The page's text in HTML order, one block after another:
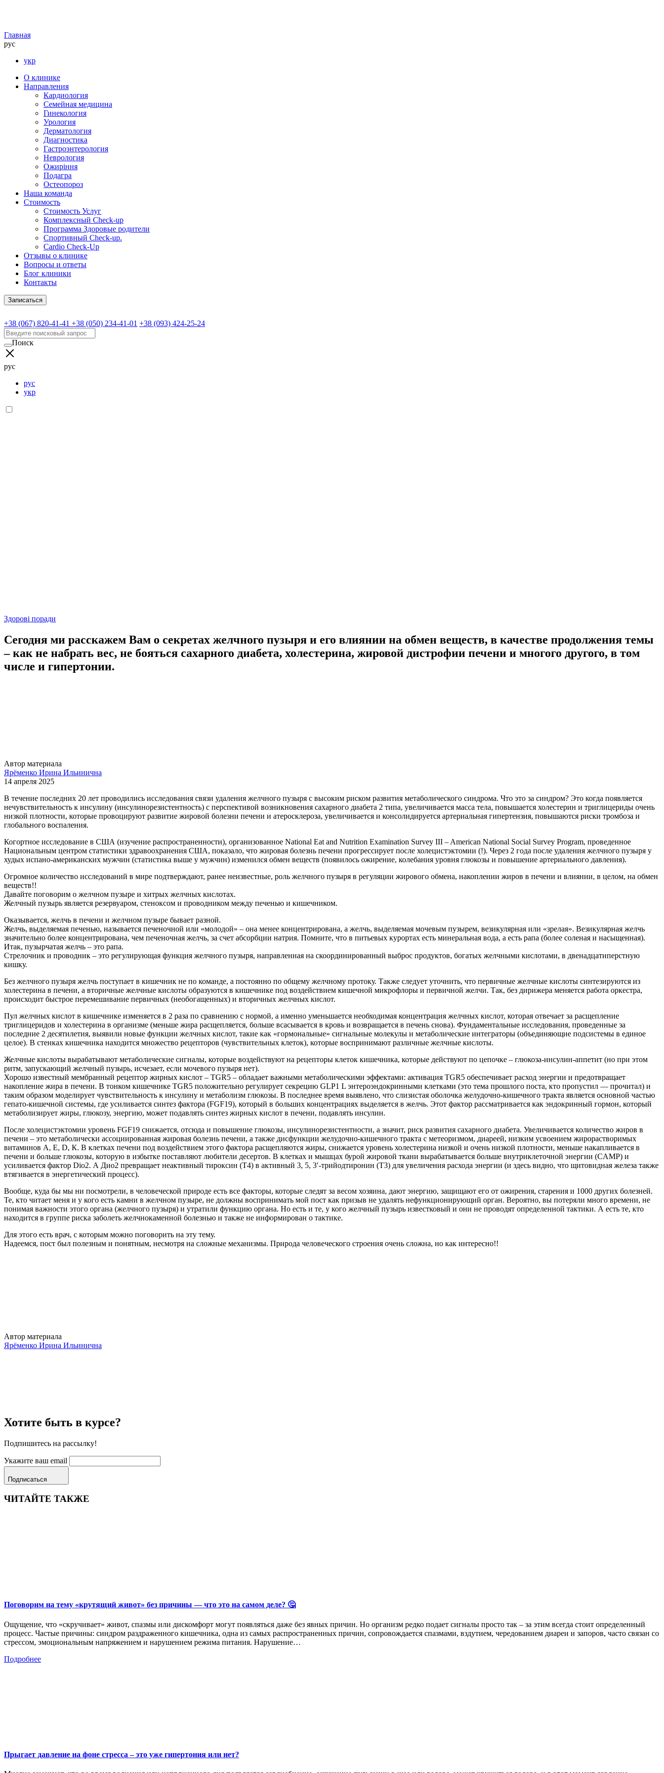
Главная
рус
укр
О клинике
Направления
Кардиология
Семейная медицина
Гинекология
Урология
Дерматология
Диагностика
Гастроэнтерология
Неврология
Ожиріння
Подагра
Остеопороз
Наша команда
Стоимость
Стоимость Услуг
Комплексный Check-up
Программа Здоровые родители
Спортивный Check-up.
Cardio Check-Up
Отзывы о клинике
Вопросы и ответы
Блог клиники
Контакты
Записаться
+38 (067) 820-41-41 +38 (050) 234-41-01 +38 (093) 424-25-24
Поиск
рус
рус
укр
Здорові поради
Сегодня ми расскажем Вам о секретах желчного пузыря и его влиянии на обмен веществ, в качестве продолжения темы
– как не набрать вес, не бояться сахарного диабета, холестерина, жировой дистрофии печени и многого другого, в том
числе и гипертонии.
Автор материала
Ярёменко Ирина Ильинична
14 апреля 2025
В течение последних 20 лет проводились исследования связи удаления желчного пузыря с высоким риском развития метаболического синдрома. Что это за синдром? Это когда появляется
нечувствительность к инсулину (инсулинорезистентность) с перспективой возникновения сахарного диабета 2 типа, увеличивается масса тела, повышается холестерин и триглицериды очень
низкой плотности, которые провоцируют развитие жировой болезни печени и атеросклероза, увеличивается и консолидируется артериальная гипертензия, повышаются риски тромбоза и
глобального воспаления.
Когортное исследование в США (изучение распространенности), организованное National Eat and Nutrition Examination Survey III – American National Social Survey Program, проведенное
Национальным центром статистики здравоохранения США, показало, что жировая болезнь печени прогрессирует после холецистэктомии (!). Через 2 года после удаления желчного пузыря у
худых испано-американских мужчин (статистика выше у мужчин) изменился обмен веществ (появилось ожирение, колебания уровня глюкозы и повышение артериального давления).
Огромное количество исследований в мире подтверждают, ранее неизвестные, роль желчного пузыря в регуляции жирового обмена, накоплении жиров в печени и влиянии, в целом, на обмен
веществ!!
Давайте поговорим о желчном пузыре и хитрых желчных кислотах.
Желчный пузырь является резервуаром, стеноксом и проводником между печенью и кишечником.
Оказывается, желчь в печени и желчном пузыре бывает разной.
Желчь, выделяемая печенью, называется печеночной или «молодой» – она менее концентрирована, а желчь, выделяемая мочевым пузырем, везикулярная или «зрелая». Везикулярная желчь
значительно более концентрирована, чем печеночная желчь, за счет абсорбции натрия. Помните, что в питьевых курортах есть минеральная вода, а есть рапа (более соленая и насыщенная).
Итак, пузырчатая желчь – это рапа.
Стрелочник и проводник – это регулирующая функция желчного пузыря, направленная на скоординированный выброс продуктов, богатых желчными кислотами, в двенадцатиперстную
кишку.
Без желчного пузыря желчь поступает в кишечник не по команде, а постоянно по общему желчному протоку. Также следует уточнить, что первичные желчные кислоты синтезируются из
холестерина в печени, а вторичные желчные кислоты образуются в кишечнике под воздействием кишечной микрофлоры и первичной желчи. Так, без дирижера меняется работа оркестра,
происходит быстрое перемешивание первичных (необогащенных) и вторичных желчных кислот.
Пул желчных кислот в кишечнике изменяется в 2 раза по сравнению с нормой, а именно уменьшается необходимая концентрация желчных кислот, которая отвечает за расщепление
триглицеридов и холестерина в организме (меньше жира расщепляется, больше всасывается в кровь и возвращается в печень снова). Фундаментальные исследования, проведенные за
последние 2 десятилетия, выявили новые функции желчных кислот, такие как «гормональные» сигнальные молекулы и метаболические интеграторы (объединяющие подсистемы в единое
целое). В стенках кишечника находится множество рецепторов (чувствительных клеток), которые воспринимают различные желчные кислоты.
Желчные кислоты вырабатывают метаболические сигналы, которые воздействуют на рецепторы клеток кишечника, которые действуют по цепочке – глюкоза-инсулин-аппетит (но при этом
ритм, запускающий желчный пузырь, исчезает, если мочевого пузыря нет).
Хорошо известный мембранный рецептор жирных кислот – TGR5 – обладает важными метаболическими эффектами: активация TGR5 обеспечивает расход энергии и предотвращает
накопление жира в печени. В тонком кишечнике TGR5 положительно регулирует секрецию GLP1 L энтероэндокринными клетками (это тема прошлого поста, кто пропустил — прочитал) и
таким образом моделирует чувствительность к инсулину и метаболизм глюкозы. В последнее время выявлено, что слизистая оболочка желудочно-кишечного тракта является основной частью
гепато-кишечной системы, где усиливается синтез фактора (FGF19), который в больших концентрациях выделяется в желчь. Этот фактор рассматривается как эндокринный гормон, который
метаболизирует жиры, глюкозу, энергию, может подавлять синтез жирных кислот в печени, подавлять инсулин.
После холецистэктомии уровень FGF19 снижается, отсюда и повышение глюкозы, инсулинорезистентности, а значит, риск развития сахарного диабета. Увеличивается количество жиров в
печени – это метаболически ассоциированная жировая болезнь печени, а также дисфункции желудочно-кишечного тракта с метеоризмом, диареей, низким усвоением жирорастворимых
витаминов А, Е, D, К. В клетках печени под воздействием этого фактора расщепляются жиры, снижается уровень холестерина низкой и очень низкой плотности, меньше накапливается в
печени и больше глюкозы, которую в избытке поставляют любители десертов. В клетках и мышцах бурой жировой ткани вырабатывается больше внутриклеточной энергии (CAMP) и
усиливается фактор Dio2. А Дио2 превращает неактивный тироксин (Т4) в активный 3, 5, 3′-трийодтиронин (Т3) для увеличения расхода энергии (и здесь видно, что щитовидная железа также
втягивается в энергетический процесс).
Вообще, куда бы мы ни посмотрели, в человеческой природе есть все факторы, которые следят за весом хозяина, дают энергию, защищают его от ожирения, старения и 1000 других болезней.
Те, кто читает меня и у кого есть камни в желчном пузыре, не должны воспринимать мой пост как призыв не удалять нефункционирующий орган. Вероятно, вы потеряли много времени, не
понимая важности этого органа (желчного пузыря) и утратили функцию органа. Но есть и те, у кого желчный пузырь известковый и они не проводят определенной тактики. А есть те, кто
находится в группе риска заболеть желчнокаменной болезнью и также не информирован о тактике.
Для этого есть врач, с которым можно поговорить на эту тему.
Надеемся, пост был полезным и понятным, несмотря на сложные механизмы. Природа человеческого строения очень сложна, но как интересно!!
Автор материала
Ярёменко Ирина Ильинична
Хотите быть в курсе?
Подпишитесь на рассылку!
Укажите ваш email
Подписаться
ЧИТАЙТЕ ТАКЖЕ
Поговорим на тему «крутящий живот» без причины — что это на самом деле? 🤔
Ощущение, что «скручивает» живот, спазмы или дискомфорт могут появляться даже без явных причин. Но организм редко подает сигналы просто так – за этим всегда стоит определенный
процесс. Частые причины: синдром раздраженного кишечника, одна из самых распространенных причин, сопровождается спазмами, вздутием, чередованием диареи и запоров, часто связан со
стрессом, эмоциональным напряжением и нарушением режима питания. Нарушение…
Подробнее
Прыгает давление на фоне стресса – это уже гипертония или нет?